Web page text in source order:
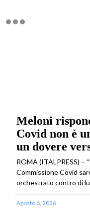
Meloni
Covid non è
un dovere
ROMA (ITALPRESS) –
Commissione Covid
orchestrato contro di
Agosto 6, 2026